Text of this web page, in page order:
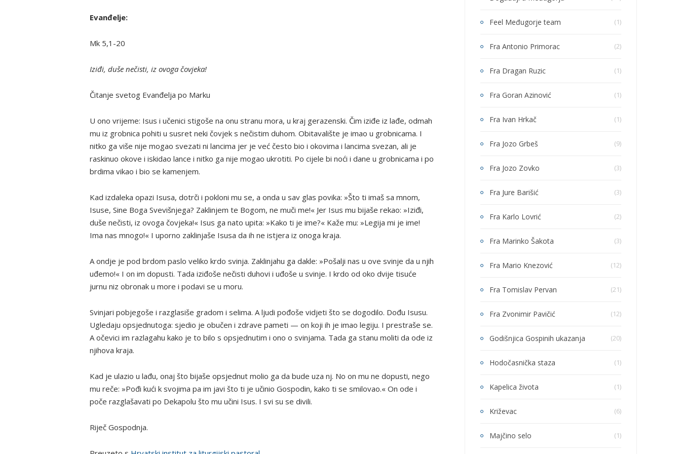
Evanđelje:
Mk 5,1-20
Iziđi, duše nečisti, iz ovoga čovjeka!
Čitanje svetog Evanđelja po Marku
U ono vrijeme: Isus i učenici stigoše na onu stranu mora, u kraj gerazenski. Čim iziđe iz lađe, odmah
mu iz grobnica pohiti u susret neki čovjek s nečistim duhom. Obitavalište je imao u grobnicama. I
nitko ga više nije mogao svezati ni lancima jer je već često bio i okovima i lancima svezan, ali je
raskinuo okove i iskidao lance i nitko ga nije mogao ukrotiti. Po cijele bi noći i dane u grobnicama i po
brdima vikao i bio se kamenjem.
Kad izdaleka opazi Isusa, dotrči i pokloni mu se, a onda u sav glas povika: »Što ti imaš sa mnom,
Isuse, Sine Boga Svevišnjega? Zaklinjem te Bogom, ne muči me!« Jer Isus mu bijaše rekao: »Iziđi,
duše nečisti, iz ovoga čovjeka!« Isus ga nato upita: »Kako ti je ime?« Kaže mu: »Legija mi je ime!
Ima nas mnogo!« I uporno zaklinjaše Isusa da ih ne istjera iz onoga kraja.
A ondje je pod brdom paslo veliko krdo svinja. Zaklinjahu ga dakle: »Pošalji nas u ove svinje da u njih
uđemo!« I on im dopusti. Tada iziđoše nečisti duhovi i uđoše u svinje. I krdo od oko dvije tisuće
jurnu niz obronak u more i podavi se u moru.
Svinjari pobjegoše i razglasiše gradom i selima. A ljudi pođoše vidjeti što se dogodilo. Dođu Isusu.
Ugledaju opsjednutoga: sjedio je obučen i zdrave pameti — on koji ih je imao legiju. I prestraše se.
A očevici im razlagahu kako je to bilo s opsjednutim i ono o svinjama. Tada ga stanu moliti da ode iz
njihova kraja.
Kad je ulazio u lađu, onaj što bijaše opsjednut molio ga da bude uza nj. No on mu ne dopusti, nego
mu reče: »Pođi kući k svojima pa im javi što ti je učinio Gospodin, kako ti se smilovao.« On ode i
poče razglašavati po Dekapolu što mu učini Isus. I svi su se divili.
Riječ Gospodnja.
Feel Međugorje team (1)
Fra Antonio Primorac (2)
Fra Dragan Ruzic (1)
Fra Goran Azinović (1)
Fra Ivan Hrkač (1)
Fra Jozo Grbeš (9)
Fra Jozo Zovko (3)
Fra Jure Barišić (3)
Fra Karlo Lovrić (2)
Fra Marinko Šakota (3)
Fra Mario Knezović (12)
Fra Tomislav Pervan (21)
Fra Zvonimir Pavičić (12)
Godišnjica Gospinih ukazanja (20)
Hodočasnička staza (1)
Kapelica života (1)
Križevac (6)
Majčino selo (1)